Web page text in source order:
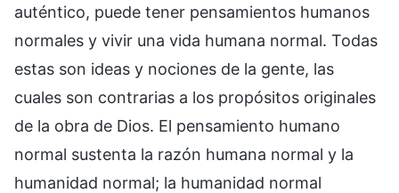
auténtico, puede tener pensamientos humanos
normales y vivir una vida humana normal. Todas
estas son ideas y nociones de la gente, las
cuales son contrarias a los propósitos originales
de la obra de Dios. El pensamiento humano
normal sustenta la razón humana normal y la
humanidad normal; la humanidad normal